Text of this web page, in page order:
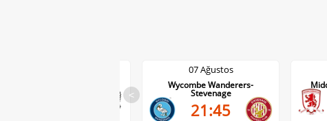
<
07 Ağustos
Wycombe Wanderers-
Stevenage
21:45